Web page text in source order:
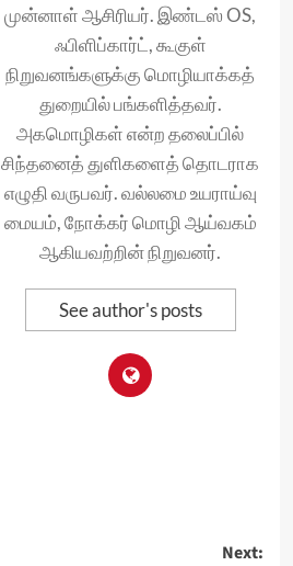
முன்னாள் ஆசிரியர். இண்டஸ் OS,
ஃபிளிப்கார்ட், கூகுள்
நிறுவனங்களுக்கு மொழியாக்கத்
துறையில் பங்களித்தவர்.
அகமொழிகள் என்ற தலைப்பில்
சிந்தனைத் துளிகளைத் தொடராக
எழுதி வருபவர். வல்லமை உயராய்வு
மையம், நோக்கர் மொழி ஆய்வகம்
ஆகியவற்றின் நிறுவனர்.
See author's posts
Next: